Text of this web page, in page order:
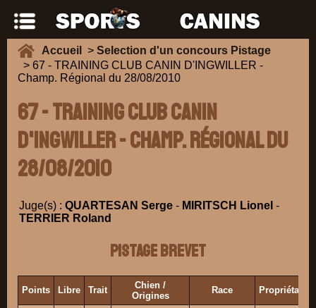
Accueil > Selection d'un concours Pistage
> 67 - TRAINING CLUB CANIN D'INGWILLER -
Champ. Régional du 28/08/2010
67 - TRAINING CLUB CANIN
D'INGWILLER - Champ. Régional du
28/08/2010
Juge(s) : QUARTESAN Serge - MIRITSCH Lionel -
TERRIER Roland
Pistage Brevet
Points Libre Trait
Chien /
Origines
Race